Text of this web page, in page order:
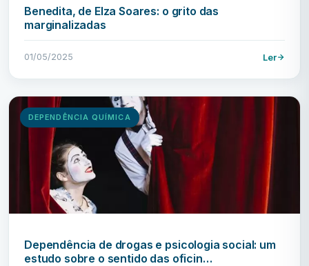
Benedita, de Elza Soares: o grito das
marginalizadas
01/05/2025 Ler
DEPENDÊNCIA QUÍMICA
Dependência de drogas e psicologia social: um
estudo sobre o sentido das oficin…